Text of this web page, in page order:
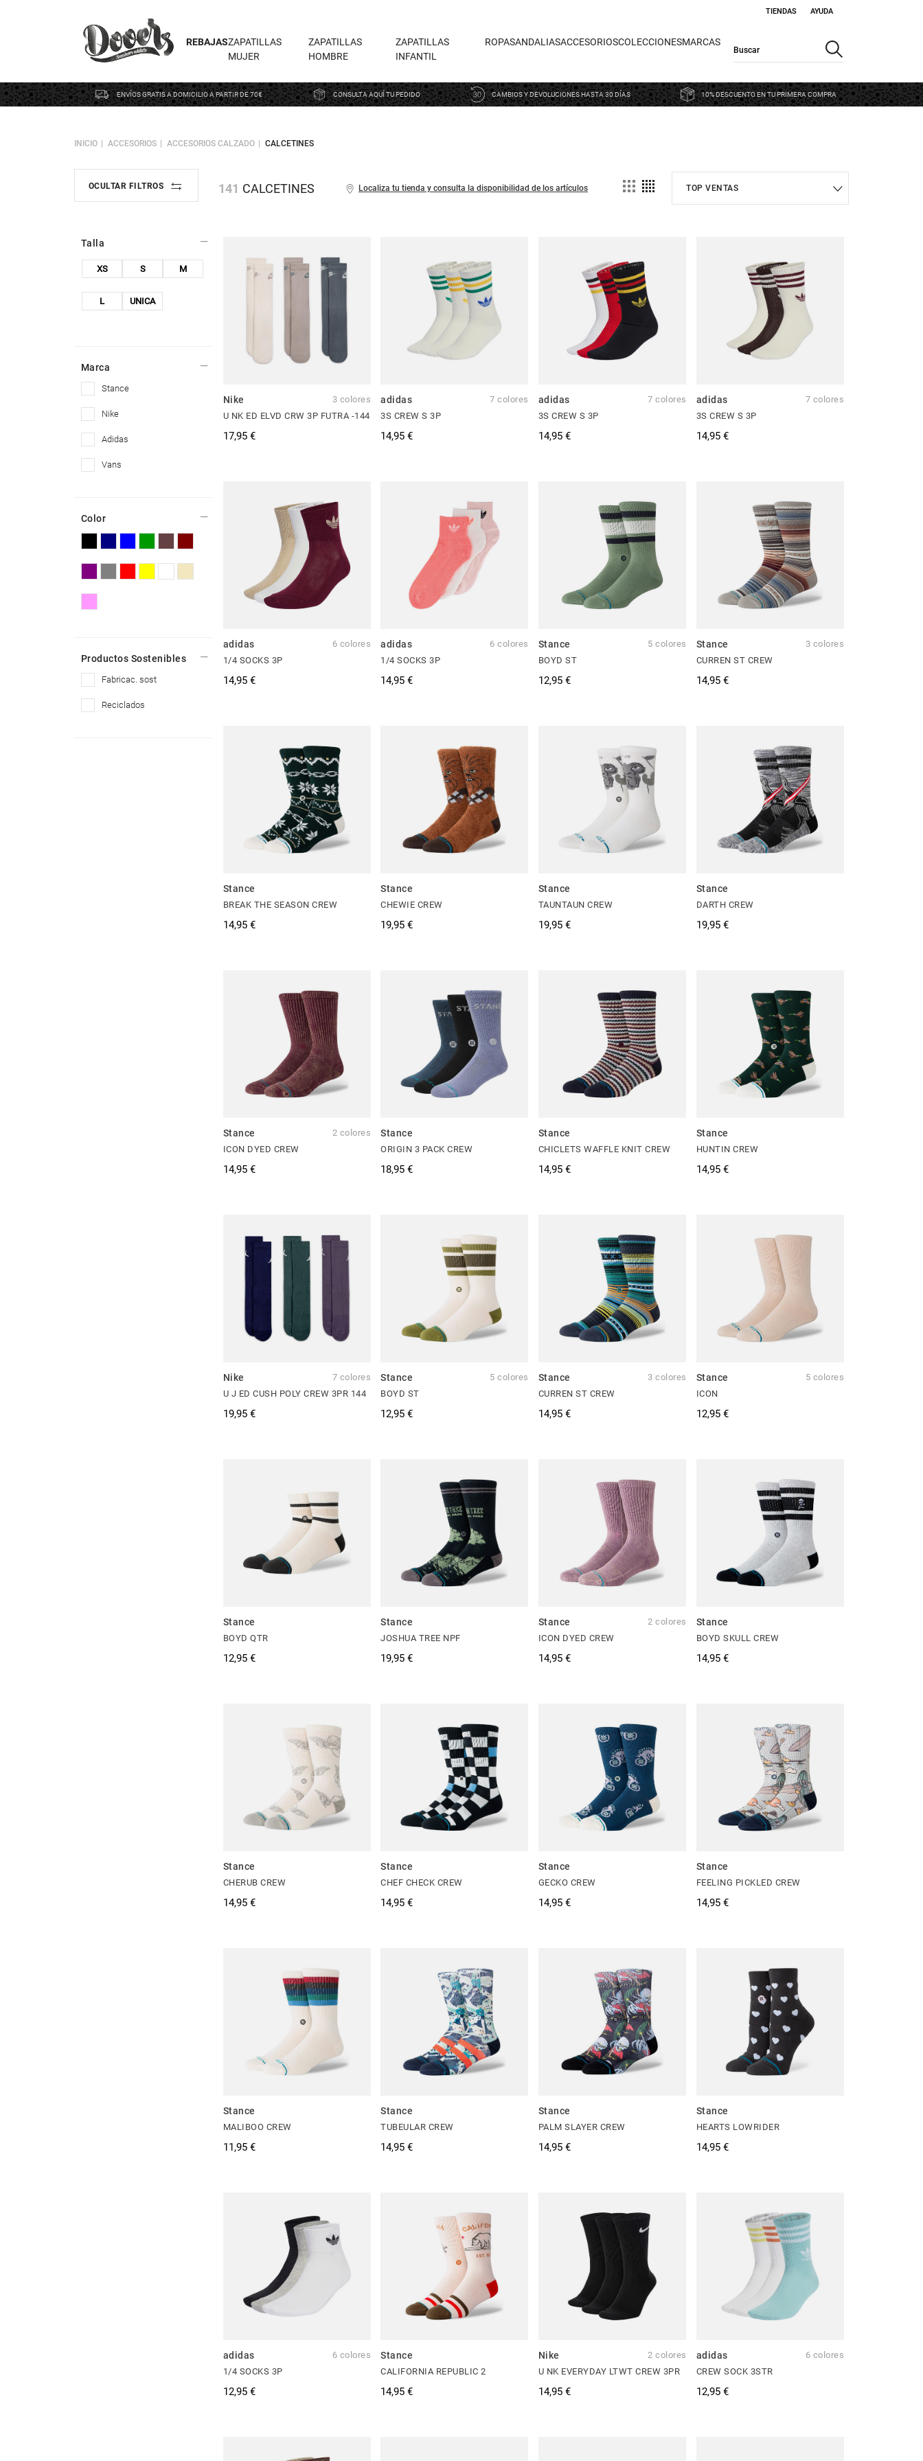
TIENDAS AYUDA
REBAJASZAPATILLAS
MUJER
ZAPATILLAS
HOMBRE
ZAPATILLAS
INFANTIL
ROPASANDALIASACCESORIOSCOLECCIONESMARCAS
ENVÍOS GRATIS A DOMICILIO A PARTIR DE 70€ CONSULTA AQUÍ TU PEDIDO CAMBIOS Y DEVOLUCIONES HASTA 30 DÍAS 10% DESCUENTO EN TU PRIMERA COMPRA
INICIO ACCESORIOS ACCESORIOS CALZADO CALCETINES
Localiza tu tienda y consulta la disponibilidad de los artículos
141 CALCETINES
Nike
3 colores
U NK ED ELVD CRW 3P FUTRA -144
17,95 €
adidas
7 colores
3S CREW S 3P
14,95 €
adidas
7 colores
3S CREW S 3P
14,95 €
adidas
7 colores
3S CREW S 3P
14,95 €
adidas
6 colores
1/4 SOCKS 3P
14,95 €
adidas
6 colores
1/4 SOCKS 3P
14,95 €
Stance
5 colores
BOYD ST
12,95 €
Stance
3 colores
CURREN ST CREW
14,95 €
Stance
BREAK THE SEASON CREW
14,95 €
Stance
CHEWIE CREW
19,95 €
Stance
TAUNTAUN CREW
19,95 €
Stance
DARTH CREW
19,95 €
Stance
2 colores
ICON DYED CREW
14,95 €
Stance
ORIGIN 3 PACK CREW
18,95 €
Stance
CHICLETS WAFFLE KNIT CREW
14,95 €
Stance
HUNTIN CREW
14,95 €
Nike
7 colores
U J ED CUSH POLY CREW 3PR 144
19,95 €
Stance
5 colores
BOYD ST
12,95 €
Stance
3 colores
CURREN ST CREW
14,95 €
Stance
5 colores
ICON
12,95 €
Stance
BOYD QTR
12,95 €
Stance
JOSHUA TREE NPF
19,95 €
Stance
2 colores
ICON DYED CREW
14,95 €
Stance
BOYD SKULL CREW
14,95 €
Stance
CHERUB CREW
14,95 €
Stance
CHEF CHECK CREW
14,95 €
Stance
GECKO CREW
14,95 €
Stance
FEELING PICKLED CREW
14,95 €
Stance
MALIBOO CREW
11,95 €
Stance
TUBEULAR CREW
14,95 €
Stance
PALM SLAYER CREW
14,95 €
Stance
HEARTS LOWRIDER
14,95 €
adidas
6 colores
1/4 SOCKS 3P
12,95 €
Stance
CALIFORNIA REPUBLIC 2
14,95 €
Nike
2 colores
U NK EVERYDAY LTWT CREW 3PR
14,95 €
adidas
6 colores
CREW SOCK 3STR
12,95 €
OCULTAR FILTROS
Talla
XS S M
L UNICA
Marca
stance
nike
adidas
vans
Color
Productos Sostenibles
fabricac. sost
reciclados